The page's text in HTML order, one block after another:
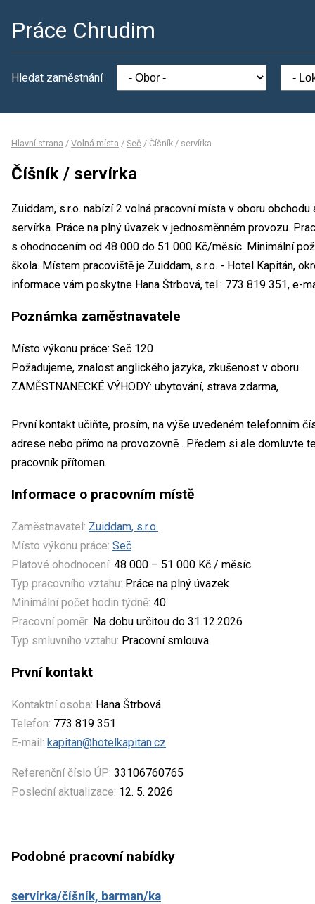
Práce Chrudim
Hledat zaměstnání
Hlavní strana / Volná místa / Seč / Číšník / servírka
Číšník / servírka
Zuiddam, s.r.o. nabízí 2 volná pracovní místa v oboru
servírka. Práce na plný úvazek v jednosměnném provozu.
s ohodnocením od 48 000 do 51 000 Kč/měsíc. Minimální
škola. Místem pracoviště je Zuiddam, s.r.o. - Hotel Kapitán,
informace vám poskytne Hana Štrbová, tel.: 773 819 351, e-
Poznámka zaměstnavatele
Místo výkonu práce: Seč 120
Požadujeme, znalost anglického jazyka, zkušenost v oboru.
ZAMĚSTNANECKÉ VÝHODY: ubytování, strava zdarma,
První kontakt učiňte, prosím, na výše uvedeném telefonním
adrese nebo přímo na provozovně . Předem si ale domluvte
pracovník přítomen.
Informace o pracovním místě
Zaměstnavatel: Zuiddam, s.r.o.
Místo výkonu práce: Seč
Platové ohodnocení: 48 000 – 51 000 Kč / měsíc
Typ pracovního vztahu: Práce na plný úvazek
Minimální počet hodin týdně: 40
Pracovní poměr: Na dobu určitou do 31.12.2026
Typ smluvního vztahu: Pracovní smlouva
První kontakt
Kontaktní osoba: Hana Štrbová
Telefon: 773 819 351
E-mail: kapitan@hotelkapitan.cz
Referenční číslo ÚP: 33106760765
Poslední aktualizace: 12. 5. 2026
Podobné pracovní nabídky
servírka/číšník, barman/ka